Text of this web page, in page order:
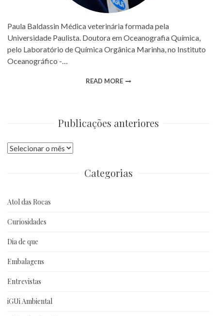
Paula Baldassin Médica veterinária formada pela
Universidade Paulista. Doutora em Oceanografia Química,
pelo Laboratório de Química Orgânica Marinha, no Instituto
Oceanográfico -…
READ MORE
Publicações anteriores
Publicações
Categorias
Atol das Rocas
Curiosidades
Dia de que
Embalagens
Entrevistas
iGUi Ambiental